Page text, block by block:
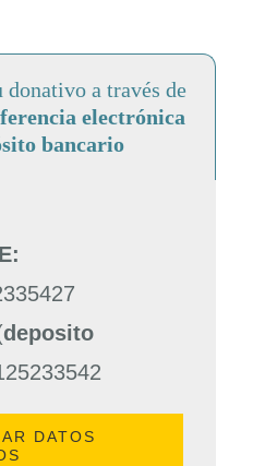
donativo a través de
electrónica
bancario
deposito
DATOS